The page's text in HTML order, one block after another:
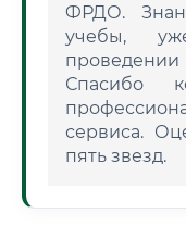
ФРДО.
учебы,
Спасибо
сервиса.
пять звезд.